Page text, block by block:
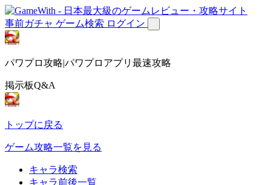
事前ガチャ ゲーム検索 ログイン
パワプロ攻略|パワプロアプリ最速攻略
掲示板Q&A
トップに戻る
ゲーム攻略一覧を見る
キャラ検索
キャラ前後一覧